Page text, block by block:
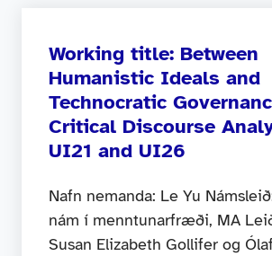
Working title: Between
Humanistic Ideals and
Technocratic
Critical Discourse
UI21 and UI26
Nafn nemanda: Le Yu
nám í menntunarfræði, MA
Susan Elizabeth Gollifer og